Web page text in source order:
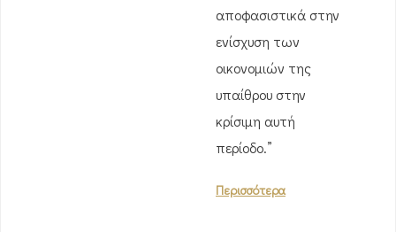
αποφασιστικά στην
ενίσχυση των
οικονομιών της
υπαίθρου στην
κρίσιμη αυτή
περίοδο.”
Περισσότερα